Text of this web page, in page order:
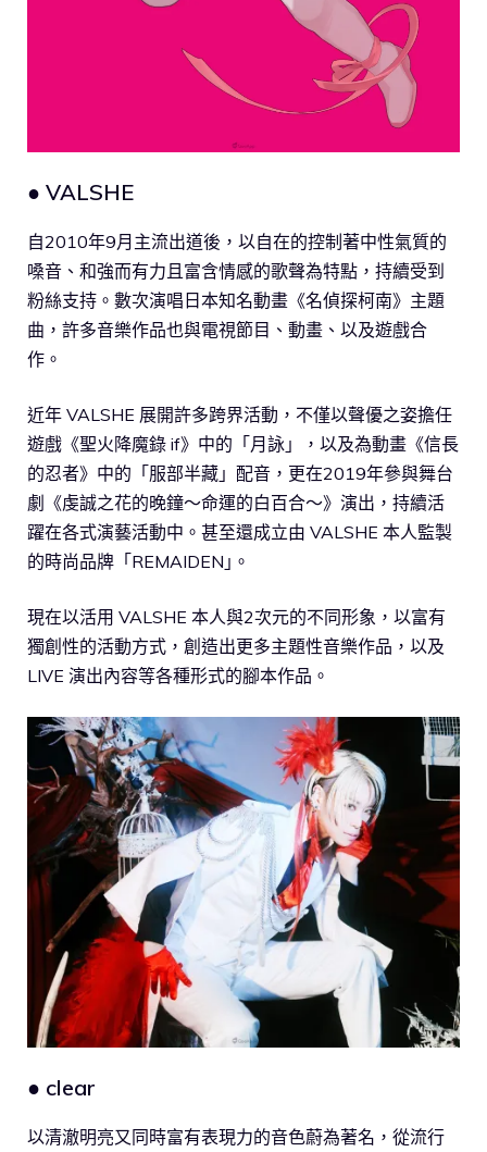
● VALSHE
自2010年9月主流出道後，以自在的控制著中性氣質的
嗓音、和強而有力且富含情感的歌聲為特點，持續受到
粉絲支持。數次演唱日本知名動畫《名偵探柯南》主題
曲，許多音樂作品也與電視節目、動畫、以及遊戲合
作。
近年 VALSHE 展開許多跨界活動，不僅以聲優之姿擔任
遊戲《聖火降魔錄 if》中的「月詠」，以及為動畫《信長
的忍者》中的「服部半藏」配音，更在2019年參與舞台
劇《虔誠之花的晚鐘～命運的白百合～》演出，持續活
躍在各式演藝活動中。甚至還成立由 VALSHE 本人監製
的時尚品牌「REMAIDEN｣。
現在以活用 VALSHE 本人與2次元的不同形象，以富有
獨創性的活動方式，創造出更多主題性音樂作品，以及
LIVE 演出內容等各種形式的腳本作品。
● clear
以清澈明亮又同時富有表現力的音色蔚為著名，從流行